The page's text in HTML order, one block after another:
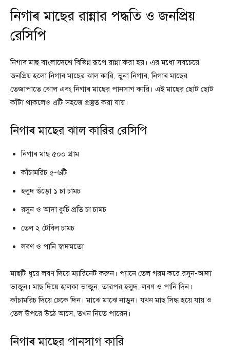
নিগাৰ মাছের রান্নার পদ্ধতি ও জনপ্রিয়
রেসিপি
নিগাৰ মাছ বাংলাদেশে বিভিন্ন রূপে রান্না করা হয়। এর মধ্যে সবচেয়ে
জনপ্রিয় হলো নিগাৰ মাছের ঝাল কারি, ভুনা নিগাৰ, নিগাৰ মাছের
তেজাপাতে ঝোল এবং নিগাৰ মাছের পানসাগ কারি। এই মাছের ছোট ছোট
কাঁটা থাকলেও এটি সহজে প্রস্তুত করা যায়।
নিগাৰ মাছের ঝাল কারির রেসিপি
নিগাৰ মাছ ৫০০ গ্রাম
কাঁচামরিচ ৫-৬টি
হলুদ গুঁড়ো ১ চা চামচ
রসুন ও আদা কুচি প্রতি চা চামচ
তেল ২ টেবিল চামচ
লবণ ও পানি স্বাদমতো
মাছটি ধুয়ে লবণ দিয়ে ম্যারিনেট করুন। প্যানে তেল গরম করে রসুন-আদা
ভাজুন। মাছ দিয়ে হালকা ভাজুন, তারপর হলুদ, লবণ ও পানি দিন।
কাঁচামরিচ দিয়ে ঢেকে দিন। মাঝে মাঝে নাড়ুন। যখন মাছ সিদ্ধ হয়ে যায় ও
তেল উপরে উঠে আসে, তখন নিতে পারেন।
নিগাৰ মাছের পানসাগ কারি